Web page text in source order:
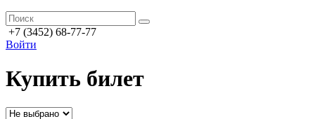
+7 (3452) 68-77-77
Войти
Купить билет